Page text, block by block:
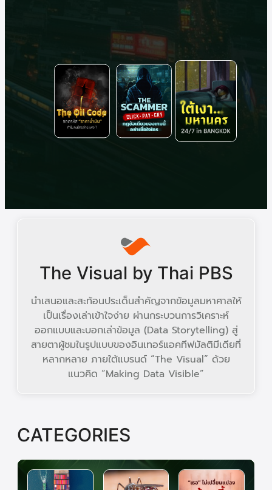
The Visual by Thai PBS
นำเสนอและสะท้อนประเด็นสำคัญจากข้อมูลมหาศาลให้
เป็นเรื่องเล่าเข้าใจง่าย ผ่านกระบวนการวิเคราะห์
ออกแบบและบอกเล่าข้อมูล (Data Storytelling) สู่
สายตาผู้ชมในรูปแบบของอินเทอร์แอคทีฟมัลติมีเดียที่
หลากหลาย ภายใต้แบรนด์ “The Visual” ด้วย
แนวคิด “Making Data Visible”
CATEGORIES